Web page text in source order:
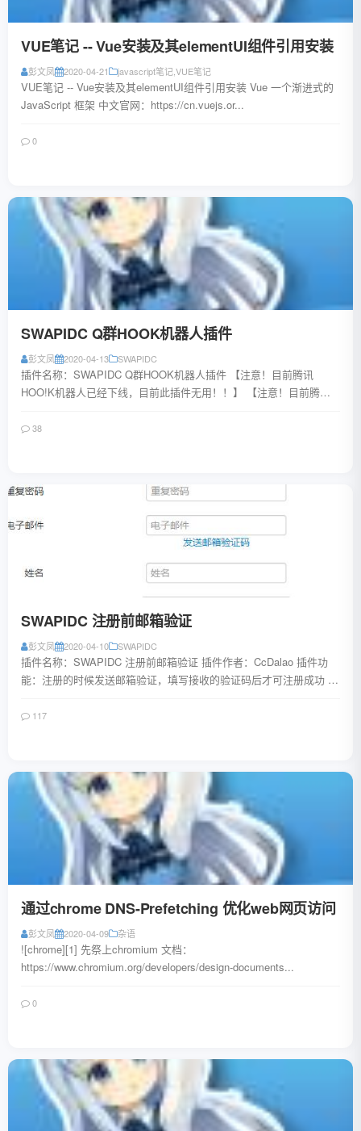
VUE笔记 -- Vue安装及其elementUI组件引用安装
彭文凤 2020-04-21 javascript笔记VUE笔记
VUE笔记 -- Vue安装及其elementUI组件引用安装 Vue 一个渐进式的
JavaScript 框架 中文官网：https://cn.vuejs.or...
0
SWAPIDC Q群HOOK机器人插件
彭文凤 2020-04-13 SWAPIDC
插件名称：SWAPIDC Q群HOOK机器人插件 【注意！目前腾讯
HOO!K机器人已经下线，目前此插件无用！！】 【注意！目前腾讯
38
SWAPIDC 注册前邮箱验证
彭文凤 2020-04-10 SWAPIDC
插件名称：SWAPIDC 注册前邮箱验证 插件作者：CcDalao 插件功
能：注册的时候发送邮箱验证，填写接收的验证码后才可注册成功 插
117
通过chrome DNS-Prefetching 优化web网页访问
彭文凤 2020-04-09 杂语
![chrome][1] 先祭上chromium 文档：
https://www.chromium.org/developers/design-documents...
0